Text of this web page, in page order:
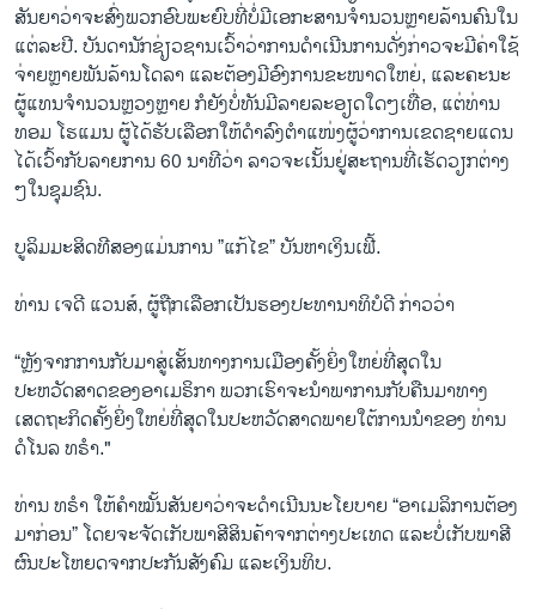
ສັນຍາວ່າຈະສົ່ງພວກອົບພະຍົບທີ່ບໍ່ມີເອກະສານຈຳນວນຫຼາຍລ້ານຄົນໃນ
ແຕ່ລະປີ. ບັນດານັກຊ່ຽວຊານເວົ້າວ່າການດຳເນີນການດັ່ງກ່າວຈະມີຄ່າໃຊ້
ຈ່າຍຫຼາຍພັນລ້ານໂດລາ ແລະຕ້ອງມີອົງການຂະໜາດໃຫຍ່, ແລະຄະນະ
ຜູ້ແທນຈຳນວນຫຼວງຫຼາຍ ກໍຍັງບໍ່ທັນມີລາຍລະອຽດໃດໆເທື່ອ, ແຕ່ທ່ານ
ທອມ ໂຮແມນ ຜູ້ໄດ້ຮັບເລືອກໃຫ້ດຳລົງຕຳແໜ່ງຜູ້ວ່າການເຂດຊາຍແດນ
ໄດ້ເວົ້າກັບລາຍການ 60 ນາທີວ່າ ລາວຈະເນັ້ນຢູ່ສະຖານທີ່ເຮັດວຽກຕ່າງ
ໆໃນຊຸມຊົນ.
ບູລິມມະສິດທີສອງແມ່ນການ ”ແກ້ໄຂ” ບັນຫາເງິນເຟີ້.
ທ່ານ ເຈດີ ແວນສ໌, ຜູ້ຖືກເລືອກເປັນຮອງປະທານາທິບໍດີ ກ່າວວ່າ
“ຫຼັງຈາກການກັບມາສູ່ເສັ້ນທາງການເມືອງຄັ້ງຍິ່ງໃຫຍ່ທີ່ສຸດໃນ
ປະຫວັດສາດຂອງອາເມຣິກາ ພວກເຮົາຈະນຳພາການກັບຄືນມາທາງ
ເສດຖະກິດຄັ້ງຍິ່ງໃຫຍ່ທີ່ສຸດໃນປະຫວັດສາດພາຍໃຕ້ການນຳຂອງ ທ່ານ
ດໍໂນລ ທຣຳ."
ທ່ານ ທຣຳ ໃຫ້ຄຳໝັ້ນສັນຍາວ່າຈະດຳເນີນນະໂຍບາຍ “ອາເມລິການຕ້ອງ
ມາກ່ອນ” ໂດຍຈະຈັດເກັບພາສີສິນຄ້າຈາກຕ່າງປະເທດ ແລະບໍ່ເກັບພາສີ
ຜົນປະໂຫຍດຈາກປະກັນສັງຄົມ ແລະເງິນທິບ.